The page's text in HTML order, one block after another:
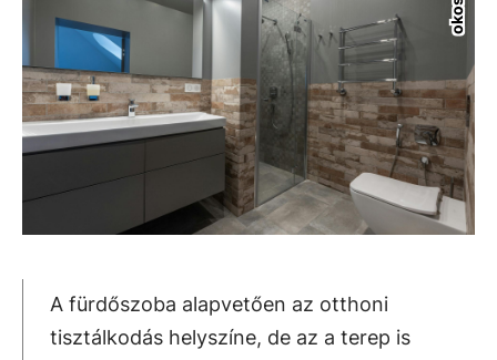
A fürdőszoba alapvetően az otthoni
tisztálkodás helyszíne, de az a terep is